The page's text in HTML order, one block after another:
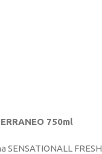
750ml
FRESH